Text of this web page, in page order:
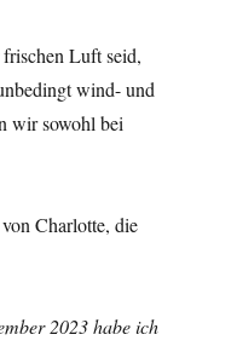
Luft seid,
wind- und
wir sowohl bei
Charlotte, die
2023 habe ich